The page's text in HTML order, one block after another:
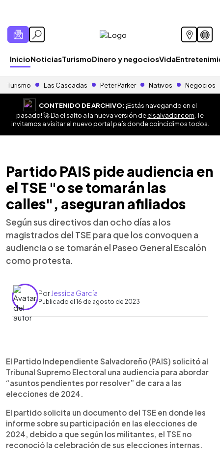
InicioNoticiasTurismoDinero y negociosVida
Turismo Las Cascadas Peter Parker Nativos Negocios
CONTENIDO DE ARCHIVO:¡Estás navegando en el
pasado! 🚀 Da el salto a la nueva versión deelsalvador.com . Te
invitamos a visitar el nuevo portal país donde coincidimos todos.
Partido PAIS pide audiencia en
el TSE "o se tomarán las
calles", aseguran afiliados
Según sus directivos dan ocho días a los
magistrados del TSE para que los convoquen a
audiencia o se tomarán el Paseo General Escalón
como protesta.
Por Jessica García
Publicado el 16 de agosto de 2023
► Escuchar artículo
El Partido Independiente Salvadoreño (PAIS) solicitó al
Tribunal Supremo Electoral una audiencia para abordar
“asuntos pendientes por resolver” de cara a las
elecciones de 2024.
El partido solicita un documento del TSE en donde les
informe sobre su participación en las elecciones de
2024, debido a que según los militantes, el TSE no
reconoció la celebración de sus elecciones internas.